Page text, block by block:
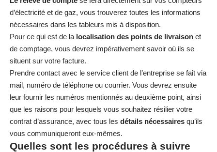
d’électricité et de gaz, vous trouverez toutes les informations
nécessaires dans les tableurs mis à disposition.
Pour ce qui est de la localisation des points de livraison et
de comptage, vous devrez impérativement savoir où ils se
situent sur votre facture.
Prendre contact avec le service client de l’entreprise se fait via
mail, numéro de téléphone ou courrier. Vous devrez ensuite
leur fournir les numéros mentionnés au deuxième point, ainsi
que les raisons pour lesquels vous souhaitez résilier votre
contrat d’assurance, avec tous les détails nécessaires qu’ils
vous communiqueront eux-mêmes.
Quelles sont les procédures à suivre